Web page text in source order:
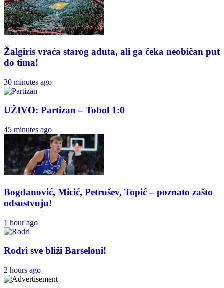
Žalgiris vraća starog aduta, ali ga čeka neobičan put
do tima!
30 minutes ago
UŽIVO: Partizan – Tobol 1:0
45 minutes ago
Bogdanović, Micić, Petrušev, Topić – poznato zašto
odsustvuju!
1 hour ago
Rodri sve bliži Barseloni!
2 hours ago